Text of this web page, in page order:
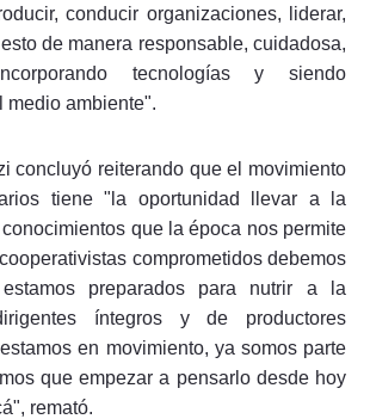
conducir organizaciones, liderar,
de manera responsable, cuidadosa,
tecnologías y siendo
medio ambiente".
concluyó reiterando que el movimiento
tiene "la oportunidad llevar a la
que la época nos permite
comprometidos debemos
preparados para nutrir a la
íntegros y de productores
en movimiento, ya somos parte
que empezar a pensarlo desde hoy
remató.